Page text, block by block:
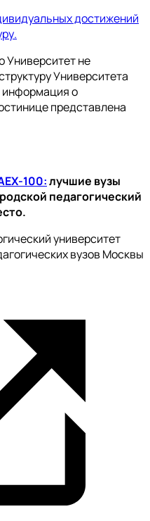
достижений
не
Университета
информация о
представлена
100:лучшие вузы
педагогический
университет
вузов Москвы